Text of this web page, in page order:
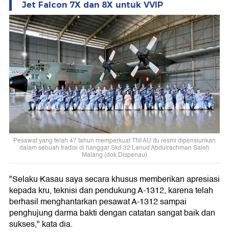
Jet Falcon 7X dan 8X untuk VVIP
Pesawat yang telah 47 tahun memperkuat TNI AU itu resmi dipensiunkan
dalam sebuah tradisi di hanggar Skd 32 Lanud Abdulrachman Saleh
Malang (dok Dispenau)
"Selaku Kasau saya secara khusus memberikan apresiasi
kepada kru, teknisi dan pendukung A-1312, karena telah
berhasil menghantarkan pesawat A-1312 sampai
penghujung darma bakti dengan catatan sangat baik dan
sukses," kata dia.